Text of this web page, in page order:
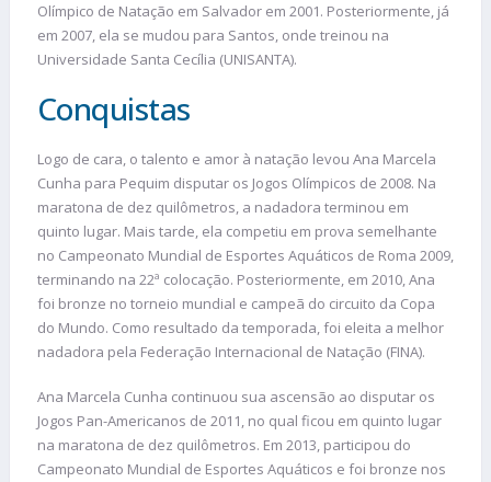
Olímpico de Natação em Salvador em 2001. Posteriormente, já
em 2007, ela se mudou para Santos, onde treinou na
Universidade Santa Cecília (UNISANTA).
Conquistas
Logo de cara, o talento e amor à natação levou Ana Marcela
Cunha para Pequim disputar os Jogos Olímpicos de 2008. Na
maratona de dez quilômetros, a nadadora terminou em
quinto lugar. Mais tarde, ela competiu em prova semelhante
no Campeonato Mundial de Esportes Aquáticos de Roma 2009,
terminando na 22ª colocação. Posteriormente, em 2010, Ana
foi bronze no torneio mundial e campeã do circuito da Copa
do Mundo. Como resultado da temporada, foi eleita a melhor
nadadora pela Federação Internacional de Natação (FINA).
Ana Marcela Cunha continuou sua ascensão ao disputar os
Jogos Pan-Americanos de 2011, no qual ficou em quinto lugar
na maratona de dez quilômetros. Em 2013, participou do
Campeonato Mundial de Esportes Aquáticos e foi bronze nos